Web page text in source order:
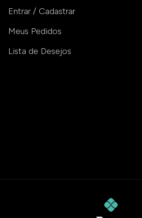
Entrar / Cadastrar
Meus Pedidos
Lista de Desejos